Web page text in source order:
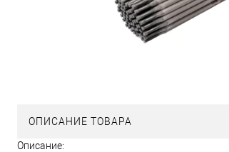
ОПИСАНИЕ ТОВАРА
Описание: